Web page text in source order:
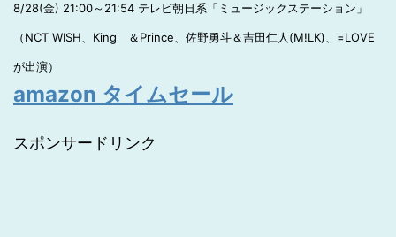
8/28(金) 21:00～21:54 テレビ朝日系「ミュージックステーション」
（NCT WISH、King ＆Prince、佐野勇斗＆吉田仁人(M!LK)、=LOVE
が出演）
amazon タイムセール
スポンサードリンク